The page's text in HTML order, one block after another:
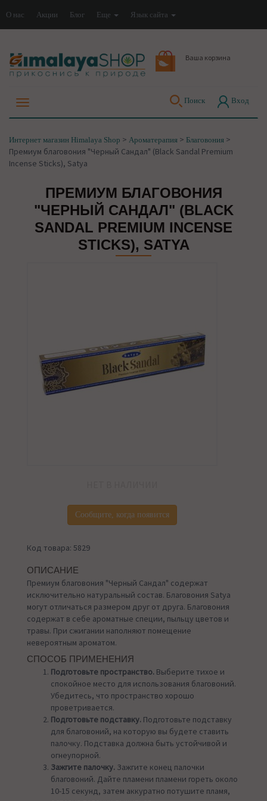
О нас Акции Блог Еще Язык сайта
Ваша корзина
Поиск Вход
Интернет магазин Himalaya Shop > Ароматерапия > Благовония >
Премиум благовония "Черный Сандал" (Black Sandal Premium
Incense Sticks), Satya
ПРЕМИУМ БЛАГОВОНИЯ
"ЧЕРНЫЙ САНДАЛ" (BLACK
SANDAL PREMIUM INCENSE
STICKS), SATYA
Сообщите, когда появится
Код товара: 5829
ОПИСАНИЕ
Премиум благовония "Черный Сандал" содержат
исключительно натуральный состав. Благовония Satya
могут отличаться размером друг от друга. Благовония
содержат в себе ароматные специи, пыльцу цветов и
травы. При сжигании наполняют помещение
невероятным ароматом.
СПОСОБ ПРИМЕНЕНИЯ
Подготовьте пространство. Выберите тихое и
спокойное место для использования благовоний.
Убедитесь, что пространство хорошо
проветривается.
Подготовьте подставку. Подготовьте подставку
для благовоний, на которую вы будете ставить
палочку. Подставка должна быть устойчивой и
огнеупорной.
Зажгите палочку. Зажгите конец палочки
благовоний. Дайте пламени пламени гореть около
10-15 секунд, затем аккуратно потушите пламя,